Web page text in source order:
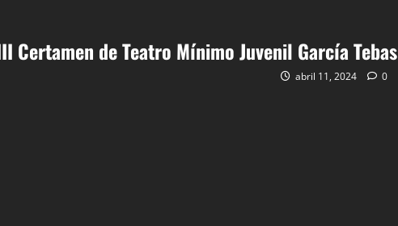
Certamen de Teatro Mínimo Juvenil García Tebas
abril 11, 2024 0